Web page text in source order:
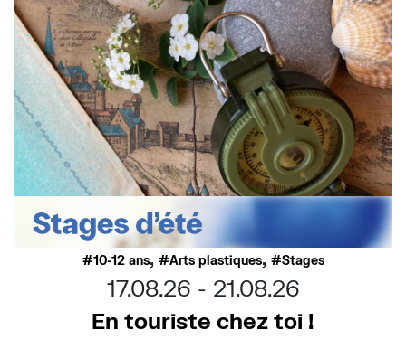
10-12 ans, Arts plastiques, Stages
17.08.26
21.08.26
En touriste chez toi !